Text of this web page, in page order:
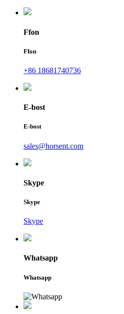
Ffon
Ffon
+86 18681740736
E-bost
E-bost
sales@horsent.com
Skype
Skype
Skype
Whatsapp
Whatsapp